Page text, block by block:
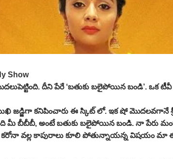
Show
దీని పేరే ‘బతుకు బలైపోయిన బండి’. ఒక టీవీ
జడ్జిగా కనిపించారు ఈ స్కిట్ లో. ఇక షో మొదలవగానే
మీ బీబీబీ, అంటే బతుకు బలైపోయిన బండి. నా పేరు
కరోనా వల్ల కాపురాలు కూలి పోతున్నాయన్న విషయం మా